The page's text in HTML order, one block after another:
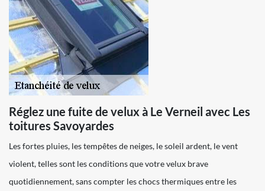
Réglez une fuite de velux à Le Verneil avec Les
toitures Savoyardes
Les fortes pluies, les tempêtes de neiges, le soleil ardent, le vent
violent, telles sont les conditions que votre velux brave
quotidiennement, sans compter les chocs thermiques entre les